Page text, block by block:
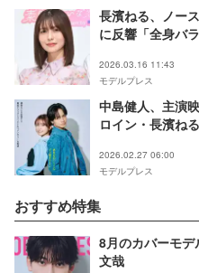
長濱ねる、ノー
に反響「全身バ
2026.03.16 11:43
モデルプレス
中島健人、主演
ロイン・長濱ね
2026.02.27 06:00
モデルプレス
おすすめ特集
8月のカバーモ
文哉